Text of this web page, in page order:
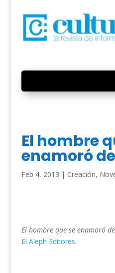
El hombre
enamoró
Feb 4, 2013 | Creación,
El hombre que se enamoró
El Aleph Editores.